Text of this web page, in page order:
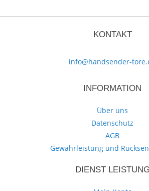
KONTAKT
info@handsender-
INFORMATION
Über uns
Datenschutz
AGB
Gewährleistung und
DIENST LEISTUNG